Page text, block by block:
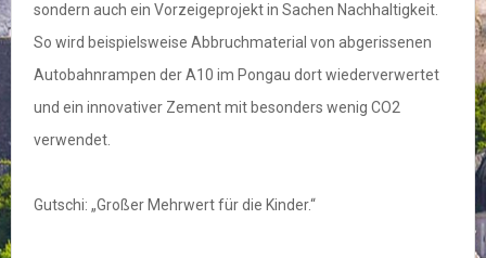
sondern auch ein Vorzeigeprojekt in Sachen Nachhaltigkeit.
So wird beispielsweise Abbruchmaterial von abgerissenen
Autobahnrampen der A10 im Pongau dort wiederverwertet
und ein innovativer Zement mit besonders wenig CO2
verwendet.
Gutschi: „Großer Mehrwert für die Kinder.“